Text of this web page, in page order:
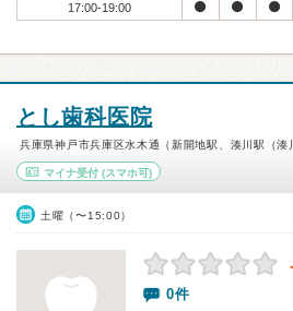
17:00-19:00
とし歯科医院
兵庫県神戸市兵庫区水木通（新開地駅、湊川駅（湊
マイナ受付 (スマホ可)
土曜（〜15:00）
0件